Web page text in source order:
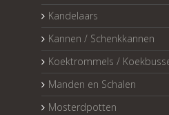
Kandelaars
Kannen / Schenkkannen
Koektrommels /
Manden en Schalen
Mosterdpotten